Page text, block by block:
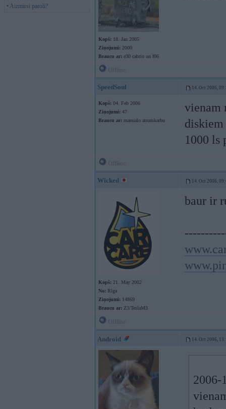
• Aizmirsi paroli?
Kopš: 18. Jan 2005
Ziņojumi: 2000
Braucu ar: e30 cabrio un f06
SpeedSoul 14. Oct 2006,
Kopš: 04. Feb 2006
Ziņojumi: 47
Braucu ar: manualo atrumkarbu
vienam
1000 ls
Wicked 14. Oct 2006,
Kopš: 21. May 2002
No: Rīga
Ziņojumi: 14869
Braucu ar: Z3/TeslaM3
baur ir
Android 14. Oct 2006,
2006-